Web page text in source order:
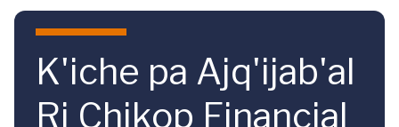
Skip to main content
K'iche pa Ajq'ijab'al
Ri Chikop Financial